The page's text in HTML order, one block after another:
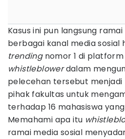
Kasus ini pun langsung
berbagai kanal media sosial
trending nomor 1 di
whistleblowerdalam
pelecehan tersebut menjadi
pihak fakultas untuk
terhadap 16 mahasiswa
Memahami apa itu
ramai media sosial